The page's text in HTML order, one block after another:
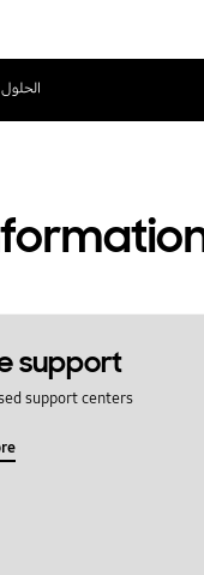
support
support centers